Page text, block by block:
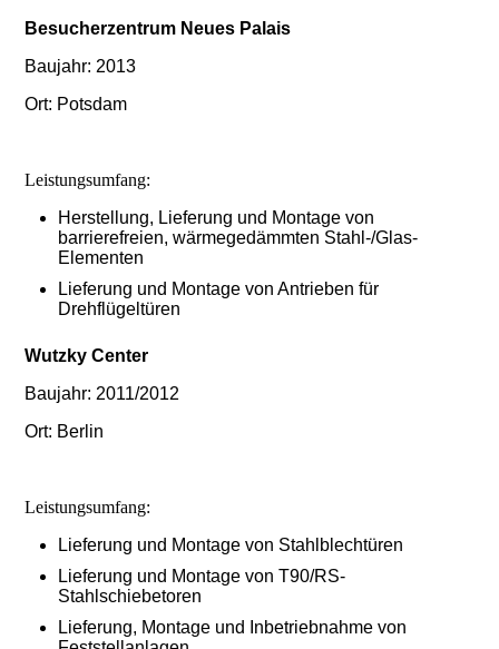
Besucherzentrum Neues Palais
Baujahr: 2013
Ort: Potsdam
Leistungsumfang:
Herstellung, Lieferung und Montage von
barrierefreien, wärmegedämmten Stahl-/Glas-
Elementen
Lieferung und Montage von Antrieben für
Drehflügeltüren
Wutzky Center
Baujahr: 2011/2012
Ort: Berlin
Leistungsumfang:
Lieferung und Montage von Stahlblechtüren
Lieferung und Montage von T90/RS-
Stahlschiebetoren
Lieferung, Montage und Inbetriebnahme von